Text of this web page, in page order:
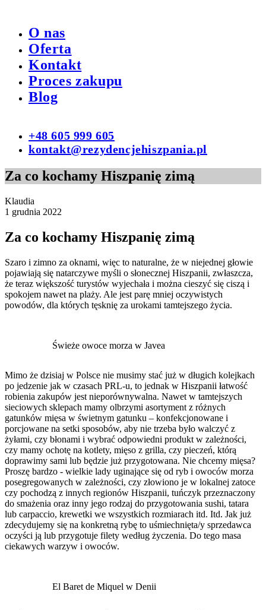
O nas
Oferta
Kontakt
Proces zakupu
Blog
+48 605 999 605
kontakt@rezydencjehiszpania.pl
Za co kochamy Hiszpanię zimą
Klaudia
1 grudnia 2022
Za co kochamy Hiszpanię zimą
Szaro i zimno za oknami, więc to naturalne, że w niejednej głowie
pojawiają się natarczywe myśli o słonecznej Hiszpanii, zwłaszcza,
że teraz większość turystów wyjechała i można cieszyć się ciszą i
spokojem nawet na plaży. Ale jest parę mniej oczywistych
powodów, dla których tęsknię za urokami tamtejszego życia.
Świeże owoce morza w Javea
Mimo że dzisiaj w Polsce nie musimy stać już w długich kolejkach
po jedzenie jak w czasach PRL-u, to jednak w Hiszpanii łatwość
robienia zakupów jest nieporównywalna. Nawet w tamtejszych
sieciowych sklepach mamy olbrzymi asortyment z różnych
gatunków mięsa w świetnym gatunku – konfekcjonowane i
porcjowane na setki sposobów, aby nie trzeba było walczyć z
żyłami, czy błonami i wybrać odpowiedni produkt w zależności,
czy mamy ochotę na kotlety, mięso z grilla, czy pieczeń, którą
doprawimy sami lub będzie już przygotowana. Nie chcemy mięsa?
Proszę bardzo - wielkie lady uginające się od ryb i owoców morza
posegregowanych w zależności, czy złowiono je w lokalnej zatoce
czy pochodzą z innych regionów Hiszpanii, tuńczyk przeznaczony
do smażenia oraz inny jego rodzaj do przygotowania sushi, tatara
lub carpaccio, krewetki we wszystkich rozmiarach itd. Itd. Jak już
zdecydujemy się na konkretną rybę to uśmiechnięta/y sprzedawca
oczyści ją lub przygotuje filety według życzenia. Do tego masa
ciekawych warzyw i owoców.
El Baret de Miquel w Denii